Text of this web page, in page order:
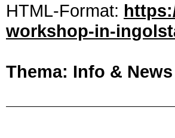
HTML-Format:
workshop-in-
Thema: Info & News